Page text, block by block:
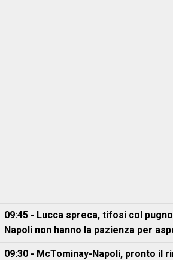
09:45 - Lucca spreca, tifosi col
Napoli non hanno la pazienza per
09:30 - McTominay-Napoli, pronto il